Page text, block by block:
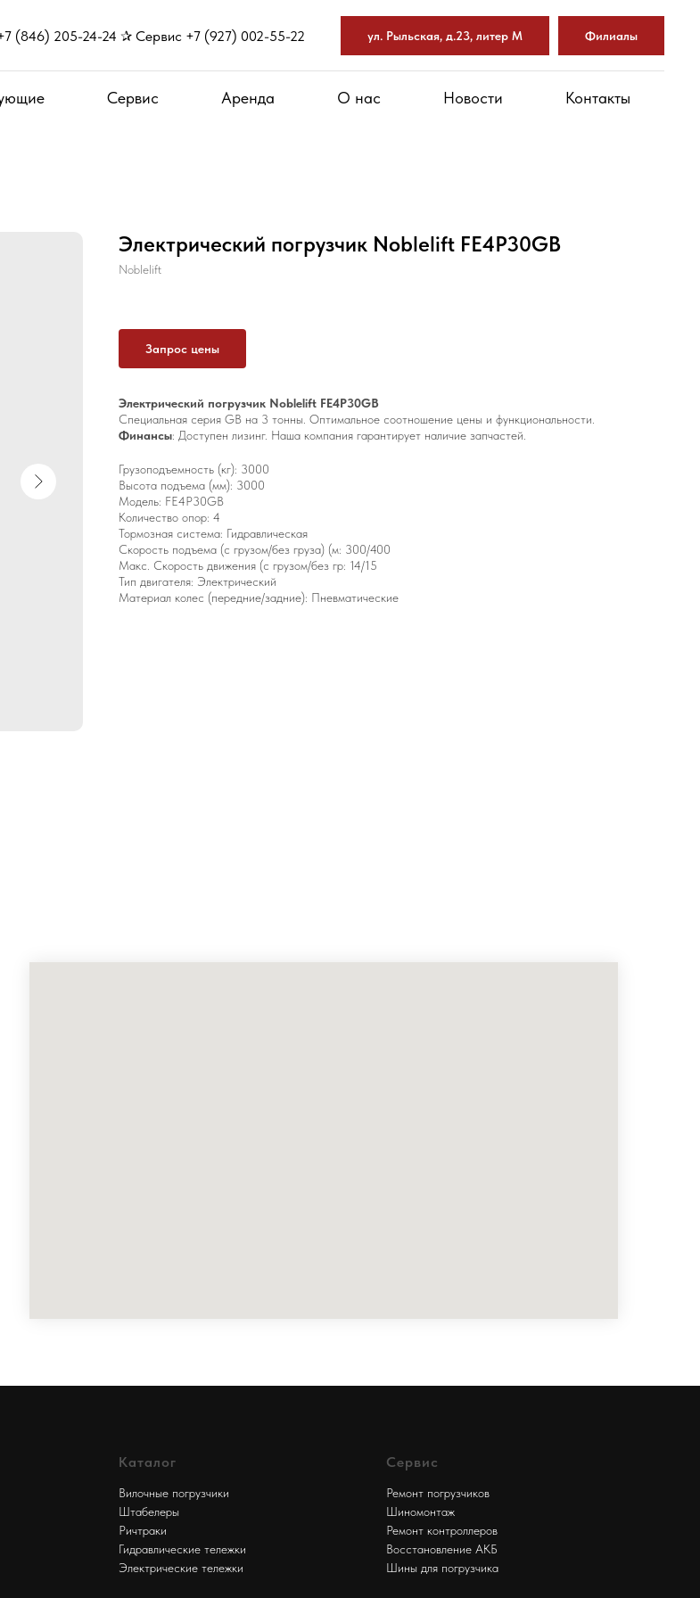
(846) 205-24-24 ✰ Сервис +7 (927) 002-55-22 ул. Рыльская, д.23, литер М Филиалы
Сервис Аренда О нас Новости Контакты
Электрический погрузчик Noblelift FE4P30GB
Noblelift
Запрос цены
Электрический погрузчик Noblelift FE4P30GB
Специальная серия GB на 3 тонны. Оптимальное соотношение цены и функциональности.
Финансы: Доступен лизинг. Наша компания гарантирует наличие запчастей.
Грузоподъемность (кг): 3000
Высота подъема (мм): 3000
Модель: FE4P30GB
Количество опор: 4
Тормозная система: Гидравлическая
Скорость подъема (с грузом/без груза) (м: 300/400
Макс. Скорость движения (с грузом/без гр: 14/15
Тип двигателя: Электрический
Материал колес (передние/задние): Пневматические
Каталог
Вилочные погрузчики
Штабелеры
Ричтраки
Гидравлические тележки
Электрические тележки
Сервис
Ремонт погрузчиков
Шиномонтаж
Ремонт контроллеров
Восстановление АКБ
Шины для погрузчика